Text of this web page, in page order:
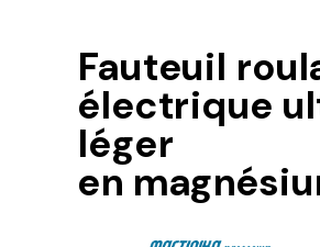
Fauteuil
électrique
léger
en